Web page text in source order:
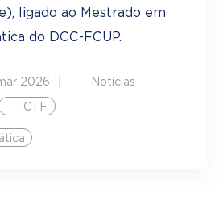
ligado ao Mestrado em
do DCC-FCUP.
2026
Notícias
CTF